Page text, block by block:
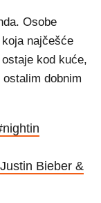
Osobe
najčešće
kod kuće,
dobnim
Bieber &